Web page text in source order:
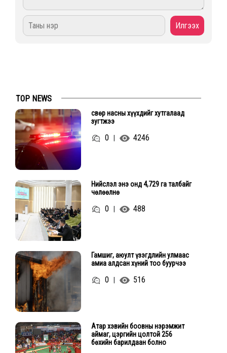
TOP NEWS
Өсвөр насны хүүхдийг хутгалаад
зугтжээ
0 4246
Нийслэл энэ онд 4,729 га талбайг
чөлөөлнө
0 488
Гамшиг, аюулт үзэгдлийн улмаас
амиа алдсан хүний тоо буурчээ
0 516
Атар хэвийн боовны нэрэмжит
аймаг, цэргийн цолтой 256
бөхийн барилдаан болно